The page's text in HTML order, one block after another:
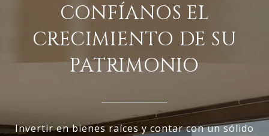
CONFÍANOS EL
CRECIMIENTO DE SU
PATRIMONIO
Invertir en bienes raíces y contar con un sólido